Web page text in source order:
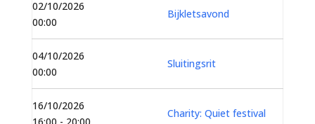
02/10/2026
00:00
Bijkletsavond
04/10/2026
00:00
Sluitingsrit
16/10/2026
Charity: Quiet festival